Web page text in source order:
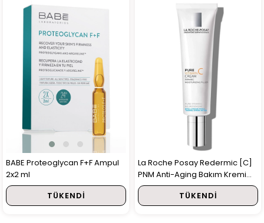
BABE Proteoglycan F+F Ampul
2x2 ml
TÜKENDI
La Roche Posay Redermic [C]
PNM Anti-Aging Bakım Kremi
40ml
TÜKENDI